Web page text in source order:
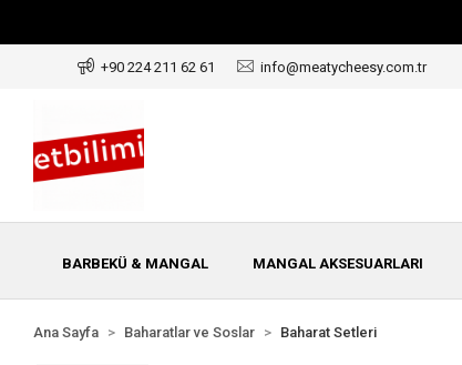
+90 224 211 62 61 info@meatycheesy.com.tr
BARBEKÜ & MANGAL MANGAL AKSESUARLARI
Ana Sayfa Baharatlar ve Soslar Baharat Setleri